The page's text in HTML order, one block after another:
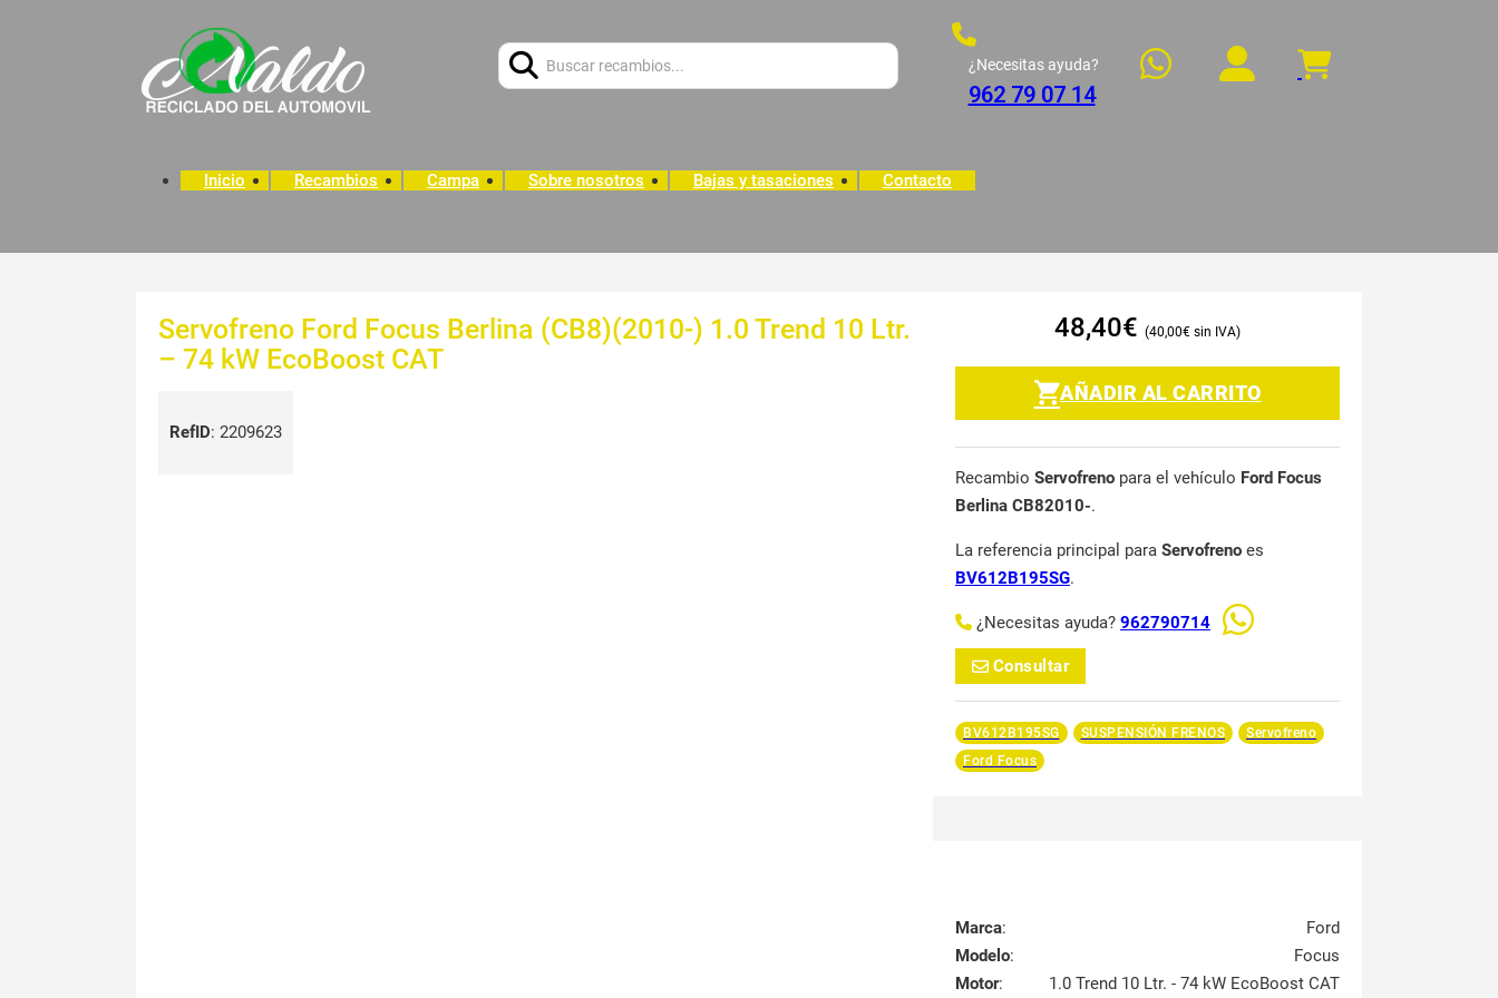
¿Necesitas ayuda?
962 79 07 14
Inicio Recambios Campa Sobre nosotros Bajas y tasaciones Contacto
Servofreno Ford Focus Berlina (CB8)(2010-) 1.0 Trend 10 Ltr.
– 74 kW EcoBoost CAT
RefID: 2209623
48,40€ 40,00€
AÑADIR AL CARRITO
Recambio Servofreno para el vehículo Ford Focus
Berlina CB82010-.
La referencia principal para Servofreno es
BV612B195SG.
¿Necesitas ayuda? 962790714
Consultar
BV612B195SG SUSPENSIÓN FRENOS
Servofreno
Ford Focus
Marca:
Ford
Modelo:
Focus
Motor: 1.0 Trend 10 Ltr. - 74 kW EcoBoost CAT